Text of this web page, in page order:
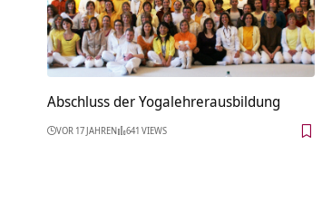
Abschluss der Yogalehrerausbildung
VOR 17 JAHREN 641 VIEWS